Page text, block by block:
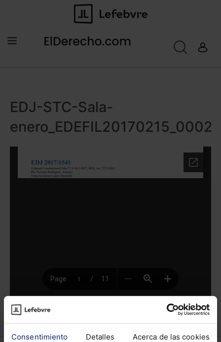
Consentimiento Detalles Acerca de las cookies
EDJ-STC-Sala-
enero_EDEFIL20170215_0002
Compartir